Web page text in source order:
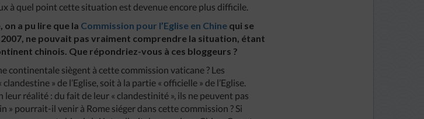
à quel point cette situation est devenue encore plus difficile.
on a pu lire que la Commission pour l’Eglise en Chine qui se
ne pouvait pas vraiment comprendre la situation, étant
chinois. Que répondriez-vous à ces bloggeurs ?
siègent à cette commission vaticane ? Les
» de l’Eglise, soit à la partie « officielle » de l’Eglise.
leur réalité : du fait de leur « clandestinité », ils ne peuvent pas
» pourrait-il venir à Rome siéger dans cette commission ? Si